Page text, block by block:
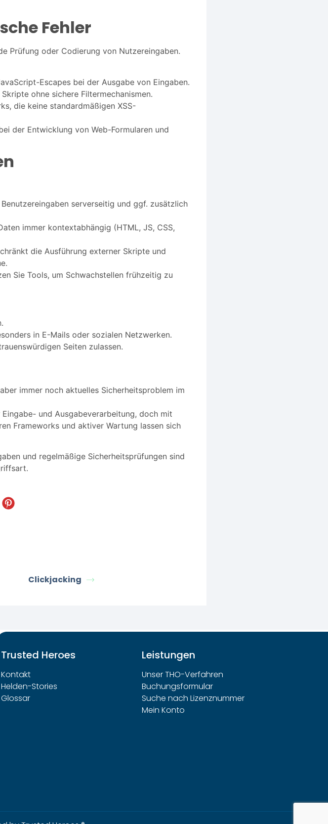
Fehler
Prüfung oder Codierung von Nutzereingaben.
Escapes bei der Ausgabe von Eingaben.
ohne sichere Filtermechanismen.
die keine standardmäßigen XSS-
der Entwicklung von Web-Formularen und
Benutzereingaben serverseitig und ggf. zusätzlich
immer kontextabhängig (HTML, JS, CSS,
die Ausführung externer Skripte und
Sie Tools, um Schwachstellen frühzeitig zu
in E-Mails oder sozialen Netzwerken.
Seiten zulassen.
immer noch aktuelles Sicherheitsproblem im
und Ausgabeverarbeitung, doch mit
Frameworks und aktiver Wartung lassen sich
und regelmäßige Sicherheitsprüfungen sind
Clickjacking
Trusted Heroes
Kontakt
Helden-Stories
Glossar
Leistungen
Unser THO-Verfahren
Buchungsformular
Suche nach Lizenznummer
Mein Konto